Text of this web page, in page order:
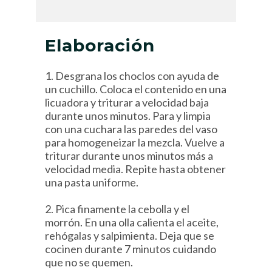
Elaboración
1. Desgrana los choclos con ayuda de
un cuchillo. Coloca el contenido en una
licuadora y triturar a velocidad baja
durante unos minutos. Para y limpia
con una cuchara las paredes del vaso
para homogeneizar la mezcla. Vuelve a
triturar durante unos minutos más a
velocidad media. Repite hasta obtener
una pasta uniforme.
2. Pica finamente la cebolla y el
morrón. En una olla calienta el aceite,
rehógalas y salpimienta. Deja que se
cocinen durante 7 minutos cuidando
que no se quemen.